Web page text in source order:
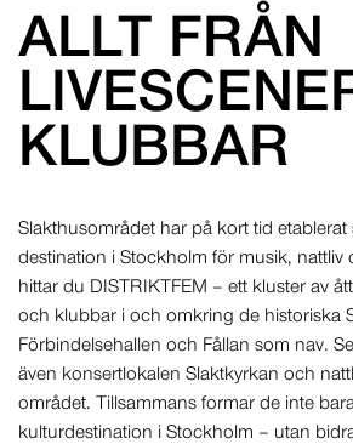
ALLT FRÅN
KLUBBAR
Slakthusområdet har på kort tid etablerat
destination i Stockholm för musik, nattliv
hittar du DISTRIKTFEM – ett kluster av
och klubbar i och omkring de historiska
Förbindelsehallen och Fållan som nav.
även konsertlokalen Slaktkyrkan och
området. Tillsammans formar de inte
kulturdestination i Stockholm – utan